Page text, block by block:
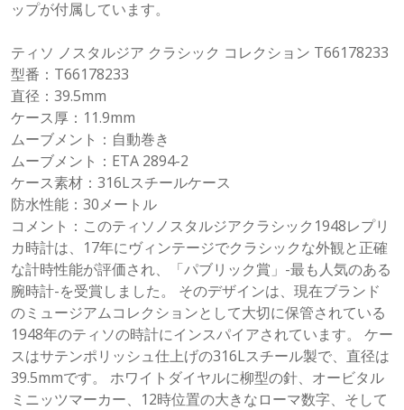
ップが付属しています。
ティソ ノスタルジア クラシック コレクション T66178233
型番：T66178233
直径：39.5mm
ケース厚：11.9mm
ムーブメント：自動巻き
ムーブメント：ETA 2894-2
ケース素材：316Lスチールケース
防水性能：30メートル
コメント：このティソノスタルジアクラシック1948レプリ
カ時計は、17年にヴィンテージでクラシックな外観と正確
な計時性能が評価され、「パブリック賞」-最も人気のある
腕時計-を受賞しました。 そのデザインは、現在ブランド
のミュージアムコレクションとして大切に保管されている
1948年のティソの時計にインスパイアされています。 ケー
スはサテンポリッシュ仕上げの316Lスチール製で、直径は
39.5mmです。 ホワイトダイヤルに柳型の針、オービタル
ミニッツマーカー、12時位置の大きなローマ数字、そして